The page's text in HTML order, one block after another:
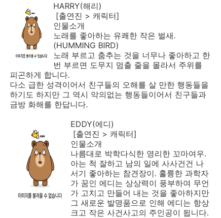
HARRY(해리)
[출연진 > 캐릭터]
인물소개
노래를 좋아하는 유쾌한 작은 벌새.
(HUMMING BIRD)
노래 부르고 춤추는 것을 너무나 좋아하고 한
번 부르면 도무지 멈출 줄을 몰라서 주위를
피곤하게 합니다.
다소 급한 성격이어서 친구들의 오해를 살 만한 행동들을
하기도 하지만 그 역시 악의없는 행동들이어서 친구들과
금방 화해를 한답니다.
EDDY(에디)
[출연진 > 캐릭터]
인물소개
나름대로 박학다식한 영리한 꼬마여우.
아는 척 잘하고 남의 일에 사사건건 나
서기 좋아하는 참견장이. 훌륭한 과학자
가 꿈인 에디는 상상력이 풍부하여 무언
가 고치고 만들어 내는 것을 좋아하지만
그 새로운 발명품으로 인해 에디는 항상
크고 작은 사건사고의 주인공이 됩니다.